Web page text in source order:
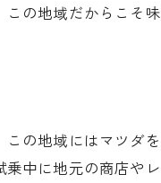
の地域だからこそ
の地域にはマツダ
中に地元の商店や